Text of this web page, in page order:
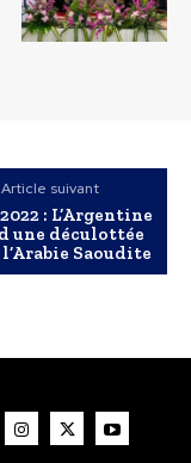
Article suivant
: L’Argentine
une déculottée
l’Arabie Saoudite